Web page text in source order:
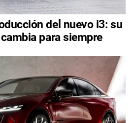
del nuevo i3: su
para siempre